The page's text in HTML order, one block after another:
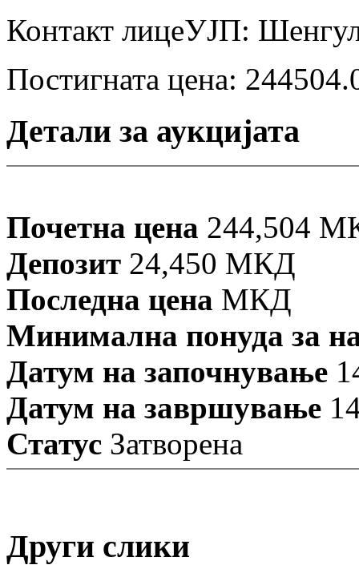
Контакт лицеУЈП:
Постигната цена:
Детали за аукцијата
Почетна цена 244,504
Депозит 24,450 МКД
Последна цена МКД
Минимална понуда за
Датум на започнување
Датум на завршување
Статус Затворена
Други слики